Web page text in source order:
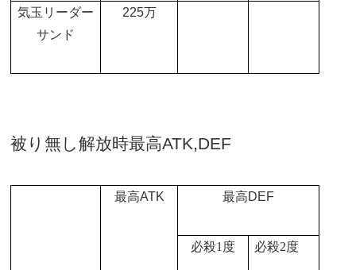
気玉リーダー
サンド
225万
被り無し解放時最高ATK,DEF
最高ATK 最高DEF
必殺1 度 必殺2度